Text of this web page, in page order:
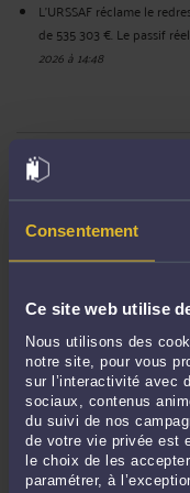
Consentement
Ce site web utilise
Nous utilisons des
notre site, pour vous
sur l’interactivité avec
sociaux, contenus
du suivi de nos
de votre vie privée est
le choix de les
paramétrer, à
L'URSSAF réclame le
de 535 303 €. Le passif
2026 à 14:48
Derniers
PATOCHE63 :« Excellente
Le 15 juin 2026 à 08:49sur
eric :
« faute de l urssaf .
... »
Le 11 mai 2026 à 12:55sur
JEANDERÉ : « Dans une
l'URSSAF ... »
Le 23 mars 2026 à 10:16sur
Bébé : « Si lemployeur se